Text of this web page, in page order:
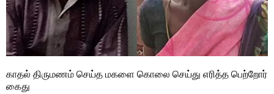
காதல் திருமணம் செய்த மகளை கொலை செய்து எரித்த பெற்றோர்
கைது